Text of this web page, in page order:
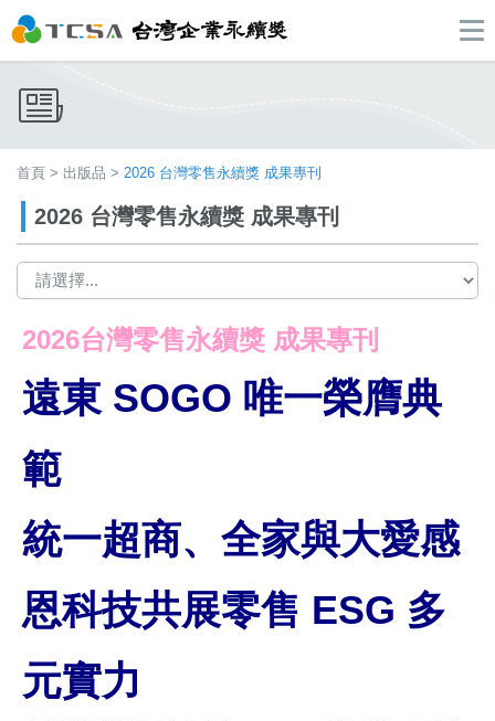
首頁 > 出版品 > 2026 台灣零售永續獎 成果專刊
2026 台灣零售永續獎 成果專刊
2026台灣零售永續獎 成果專刊
遠東 SOGO 唯一榮膺典
範
統一超商、全家與大愛感
恩科技共展零售 ESG 多
元實力